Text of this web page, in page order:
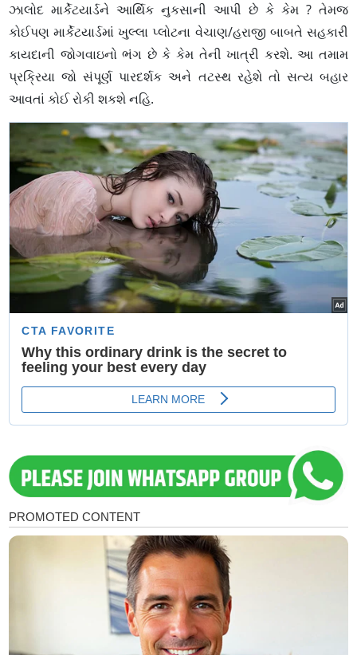
ઝાલોદ માર્કેટયાર્ડને આર્થિક નુકસાની આપી છે કે કેમ ? તેમજ
કોઈપણ માર્કેટયાર્ડમાં ખુલ્લા પ્લોટના વેચાણ/હરાજી બાબતે સહકારી
કાયદાની જોગવાઇનો ભંગ છે કે કેમ તેની ખાત્રી કરશે. આ તમામ
પ્રક્રિયા જો સંપૂર્ણ પારદર્શક અને તટસ્થ રહેશે તો સત્ય બહાર
આવતાં કોઈ રોકી શકશે નહિ.